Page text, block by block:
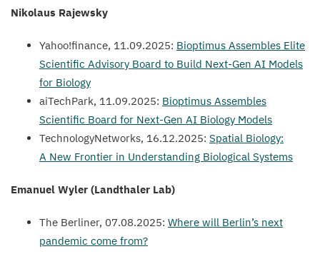
Nikolaus Rajewsky
Yahoo!finance, 11.09.2025: Bioptimus Assembles Elite
Scientific Advisory Board to Build Next-Gen AI Models
for Biology
aiTechPark, 11.09.2025: Bioptimus Assembles
Scientific Board for Next-Gen AI Biology Models
TechnologyNetworks, 16.12.2025: Spatial Biology:
A New Frontier in Understanding Biological Systems
Emanuel Wyler (Landthaler Lab)
The Berliner, 07.08.2025: Where will Berlin’s next
pandemic come from?